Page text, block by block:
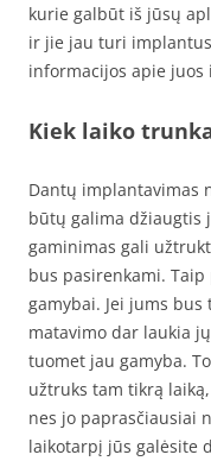
kurie galbūt iš jūsų
ir jie jau turi
informacijos apie
Kiek laiko
Dantų implantavimas
būtų galima džiaugtis
gaminimas gali
bus pasirenkami.
gamybai. Jei jums
matavimo dar laukia
tuomet jau gamyba.
užtruks tam tikrą
nes jo paprasčiausiai
laikotarpį jūs galėsite